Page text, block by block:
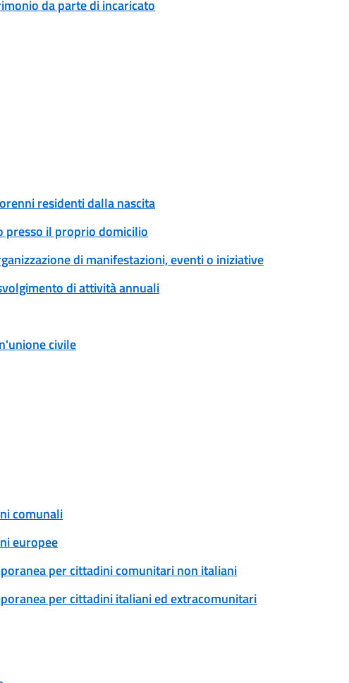
da parte di incaricato
residenti dalla nascita
presso il proprio domicilio
di manifestazioni, eventi o iniziative
di attività annuali
civile
comunali
europee
per cittadini comunitari non italiani
per cittadini italiani ed extracomunitari